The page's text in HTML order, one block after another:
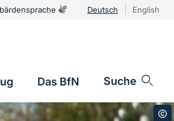
Deutsch English
Das BfN Suche